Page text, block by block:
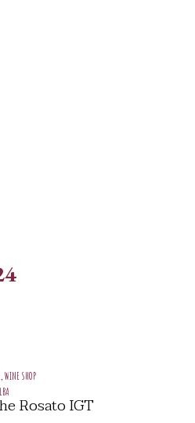
,WINE SHOP
Rosato IGT